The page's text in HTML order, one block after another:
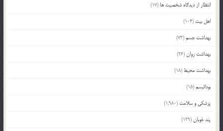
انتظار از دیدگاه شخصیت ها (17)
اهل بیت (104)
بهداشت جسم(73)
بهداشت روان(26)
بهداشت محیط (18)
بودائیسم(15)
پزشکی و سلامت (1,980)
پند خوبان(129)